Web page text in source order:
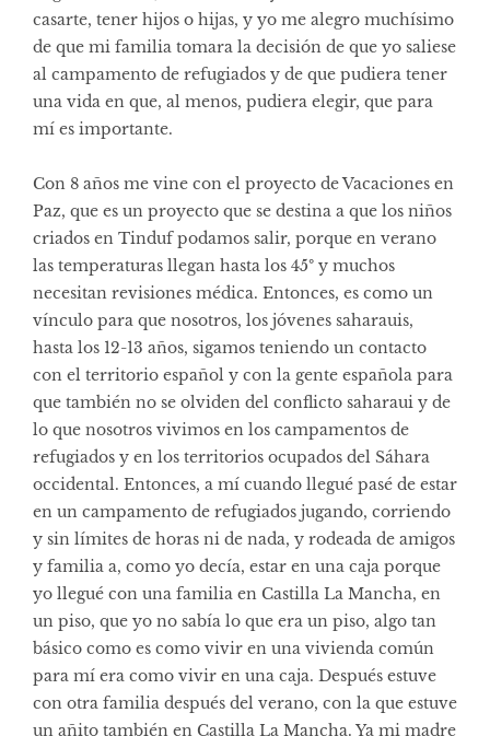
casarte, tener hijos o hijas, y yo me alegro muchísimo
de que mi familia tomara la decisión de que yo saliese
al campamento de refugiados y de que pudiera tener
una vida en que, al menos, pudiera elegir, que para
mí es importante.
Con 8 años me vine con el proyecto de Vacaciones en
Paz, que es un proyecto que se destina a que los niños
criados en Tinduf podamos salir, porque en verano
las temperaturas llegan hasta los 45º y muchos
necesitan revisiones médica. Entonces, es como un
vínculo para que nosotros, los jóvenes saharauis,
hasta los 12-13 años, sigamos teniendo un contacto
con el territorio español y con la gente española para
que también no se olviden del conflicto saharaui y de
lo que nosotros vivimos en los campamentos de
refugiados y en los territorios ocupados del Sáhara
occidental. Entonces, a mí cuando llegué pasé de estar
en un campamento de refugiados jugando, corriendo
y sin límites de horas ni de nada, y rodeada de amigos
y familia a, como yo decía, estar en una caja porque
yo llegué con una familia en Castilla La Mancha, en
un piso, que yo no sabía lo que era un piso, algo tan
básico como es como vivir en una vivienda común
para mí era como vivir en una caja. Después estuve
con otra familia después del verano, con la que estuve
un añito también en Castilla La Mancha. Ya mi madre